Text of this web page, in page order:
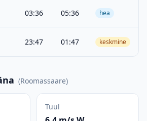
03:36 05:36 hea
23:47 01:47 keskmine
(Roomassaare)
Tuul